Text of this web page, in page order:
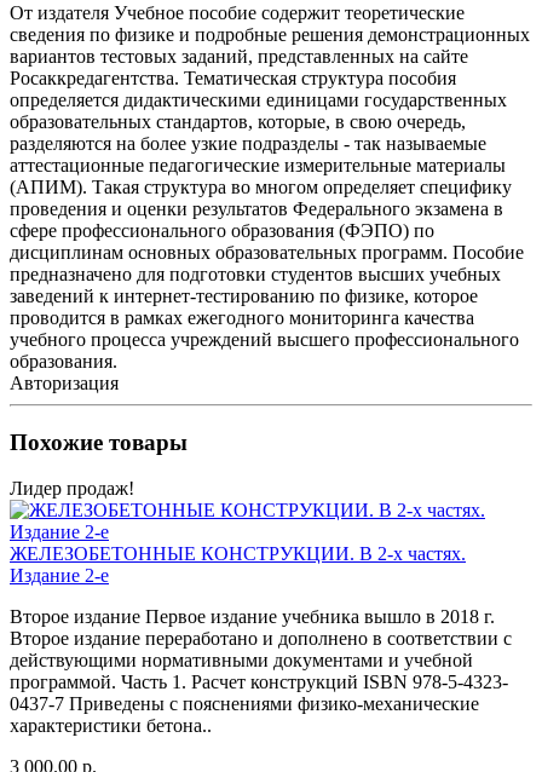
От издателя Учебное пособие содержит теоретические
сведения по физике и подробные решения демонстрационных
вариантов тестовых заданий, представленных на сайте
Росаккредагентства. Тематическая структура пособия
определяется дидактическими единицами государственных
образовательных стандартов, которые, в свою очередь,
разделяются на более узкие подразделы - так называемые
аттестационные педагогические измерительные материалы
(АПИМ). Такая структура во многом определяет специфику
проведения и оценки результатов Федерального экзамена в
сфере профессионального образования (ФЭПО) по
дисциплинам основных образовательных программ. Пособие
предназначено для подготовки студентов высших учебных
заведений к интернет-тестированию по физике, которое
проводится в рамках ежегодного мониторинга качества
учебного процесса учреждений высшего профессионального
образования.
Авторизация
Похожие товары
Лидер продаж!
ЖЕЛЕЗОБЕТОННЫЕ КОНСТРУКЦИИ. В 2-х частях.
Издание 2-е
Второе издание Первое издание учебника вышло в 2018 г.
Второе издание переработано и дополнено в соответствии с
действующими нормативными документами и учебной
программой. Часть 1. Расчет конструкций ISBN 978-5-4323-
0437-7 Приведены с пояснениями физико-механические
характеристики бетона..
3 000.00 р.